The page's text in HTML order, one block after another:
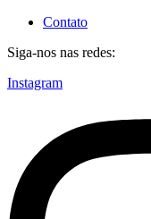
Contato
Siga-nos nas redes:
Instagram